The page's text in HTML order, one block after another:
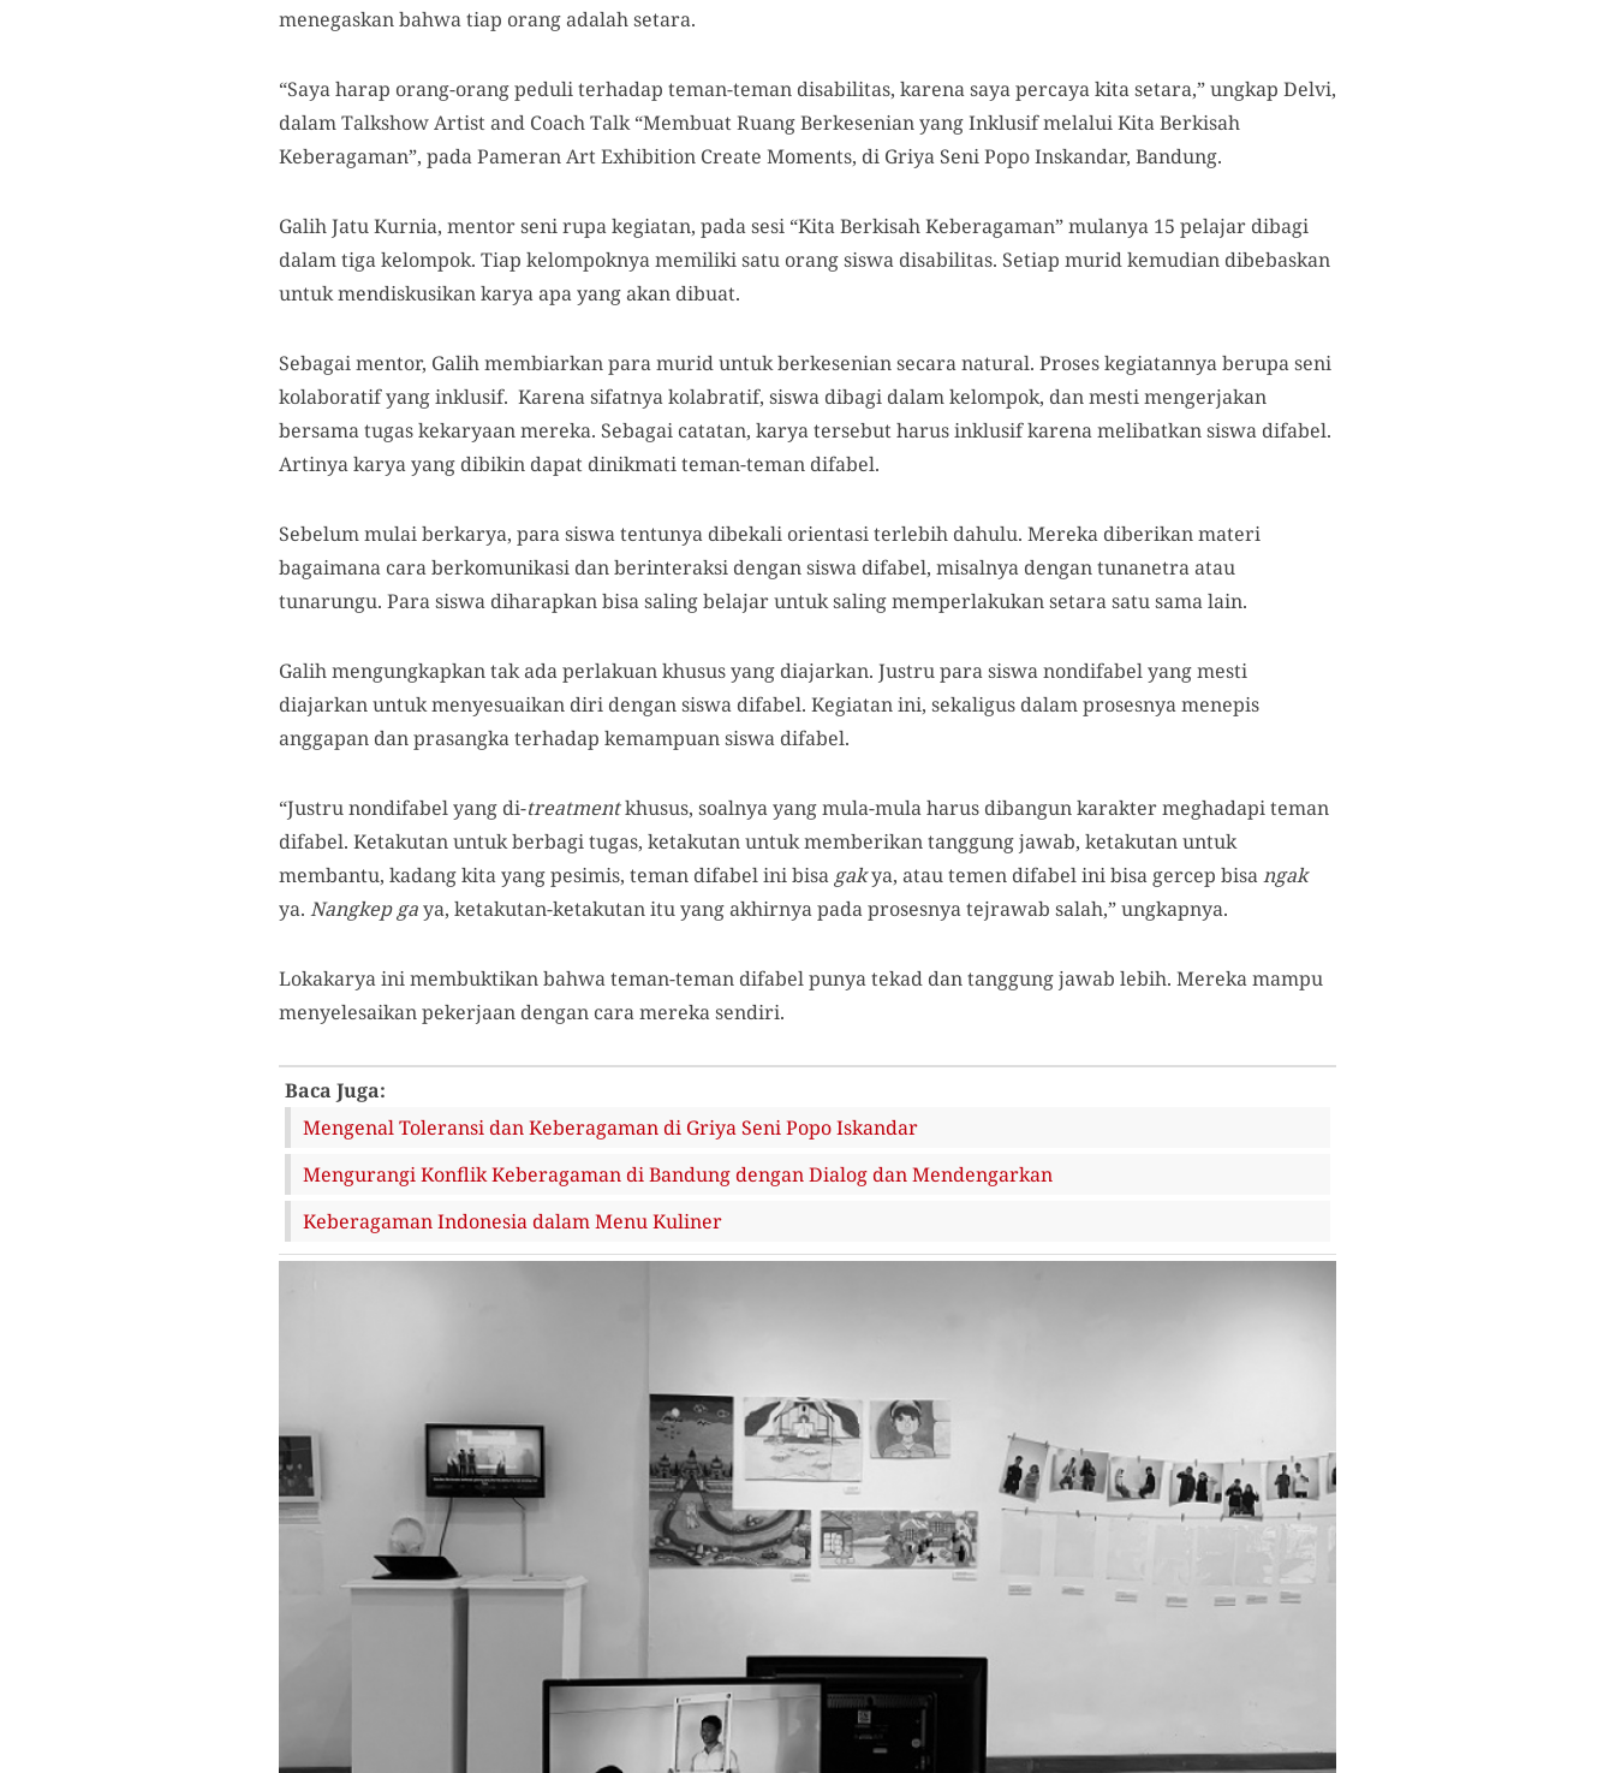
menegaskan bahwa tiap orang adalah setara.
“Saya harap orang-orang peduli terhadap teman-teman disabilitas, karena saya percaya kita setara,” ungkap Delvi,
dalam Talkshow Artist and Coach Talk “Membuat Ruang Berkesenian yang Inklusif melalui Kita Berkisah
Keberagaman”, pada Pameran Art Exhibition Create Moments, di Griya Seni Popo Inskandar, Bandung.
Galih Jatu Kurnia, mentor seni rupa kegiatan, pada sesi “Kita Berkisah Keberagaman” mulanya 15 pelajar dibagi
dalam tiga kelompok. Tiap kelompoknya memiliki satu orang siswa disabilitas. Setiap murid kemudian dibebaskan
untuk mendiskusikan karya apa yang akan dibuat.
Sebagai mentor, Galih membiarkan para murid untuk berkesenian secara natural. Proses kegiatannya berupa seni
kolaboratif yang inklusif. Karena sifatnya kolabratif, siswa dibagi dalam kelompok, dan mesti mengerjakan
bersama tugas kekaryaan mereka. Sebagai catatan, karya tersebut harus inklusif karena melibatkan siswa difabel.
Artinya karya yang dibikin dapat dinikmati teman-teman difabel.
Sebelum mulai berkarya, para siswa tentunya dibekali orientasi terlebih dahulu. Mereka diberikan materi
bagaimana cara berkomunikasi dan berinteraksi dengan siswa difabel, misalnya dengan tunanetra atau
tunarungu. Para siswa diharapkan bisa saling belajar untuk saling memperlakukan setara satu sama lain.
Galih mengungkapkan tak ada perlakuan khusus yang diajarkan. Justru para siswa nondifabel yang mesti
diajarkan untuk menyesuaikan diri dengan siswa difabel. Kegiatan ini, sekaligus dalam prosesnya menepis
anggapan dan prasangka terhadap kemampuan siswa difabel.
“Justru nondifabel yang di-treatmentkhusus, soalnya yang mula-mula harus dibangun karakter meghadapi teman
difabel. Ketakutan untuk berbagi tugas, ketakutan untuk memberikan tanggung jawab, ketakutan untuk
membantu, kadang kita yang pesimis, teman difabel ini bisa gakya, atau temen difabel ini bisa gercep bisangak
ya. Nangkep gaya, ketakutan-ketakutan itu yang akhirnya pada prosesnya tejrawab salah,” ungkapnya.
Lokakarya ini membuktikan bahwa teman-teman difabel punya tekad dan tanggung jawab lebih. Mereka mampu
menyelesaikan pekerjaan dengan cara mereka sendiri.
Baca Juga:
Mengenal Toleransi dan Keberagaman di Griya Seni Popo Iskandar
Mengurangi Konflik Keberagaman di Bandung dengan Dialog dan Mendengarkan
Keberagaman Indonesia dalam Menu Kuliner